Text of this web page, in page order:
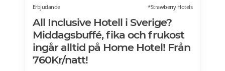
Erbjudande *Strawberry Hotels
All Inclusive Hotell i Sverige?
Middagsbuffé, fika och frukost
ingår alltid på Home Hotel! Från
760Kr/natt!